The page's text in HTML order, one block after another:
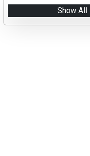
Show All